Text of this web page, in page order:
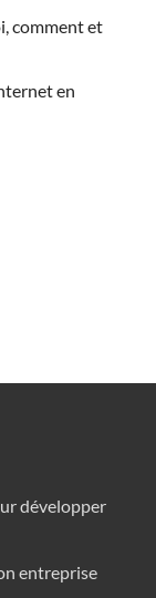
comment et
en
développer
entreprise